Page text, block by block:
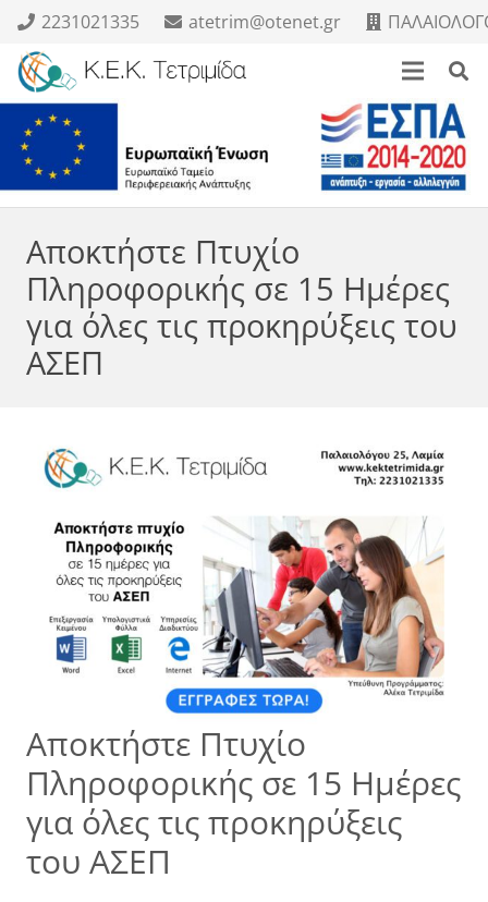
2231021335 atetrim@otenet.gr
Αποκτήστε Πτυχίο
Πληροφορικής σε 15 Ημέρες
για όλες τις προκηρύξεις του
ΑΣΕΠ
Αποκτήστε Πτυχίο
Πληροφορικής σε 15 Ημέρες
για όλες τις προκηρύξεις
του ΑΣΕΠ